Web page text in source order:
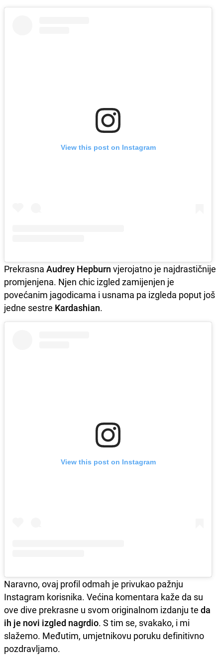
View this post on Instagram
Prekrasna Audrey Hepburn vjerojatno je najdrastičnije
promjenjena. Njen chic izgled zamijenjen je
povećanim jagodicama i usnama pa izgleda poput još
jedne sestre Kardashian.
View this post on Instagram
Naravno, ovaj profil odmah je privukao pažnju
Instagram korisnika. Većina komentara kaže da su
ove dive prekrasne u svom originalnom izdanju te da
ih je novi izgled nagrdio. S tim se, svakako, i mi
slažemo. Međutim, umjetnikovu poruku definitivno
pozdravljamo.